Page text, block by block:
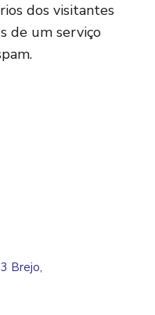
dos visitantes
de um serviço
Brejo,